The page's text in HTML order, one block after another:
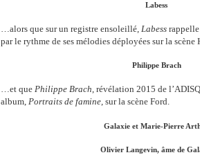
Labess
…alors que sur un registre ensoleillé, Labess
par le rythme de ses mélodies déployées sur la
Philippe Brach
…et que Philippe Brach , révélation 2015 de
album, Portraits de famine , sur la scène Ford.
Galaxie et Marie-Pierre
Olivier Langevin, âme de